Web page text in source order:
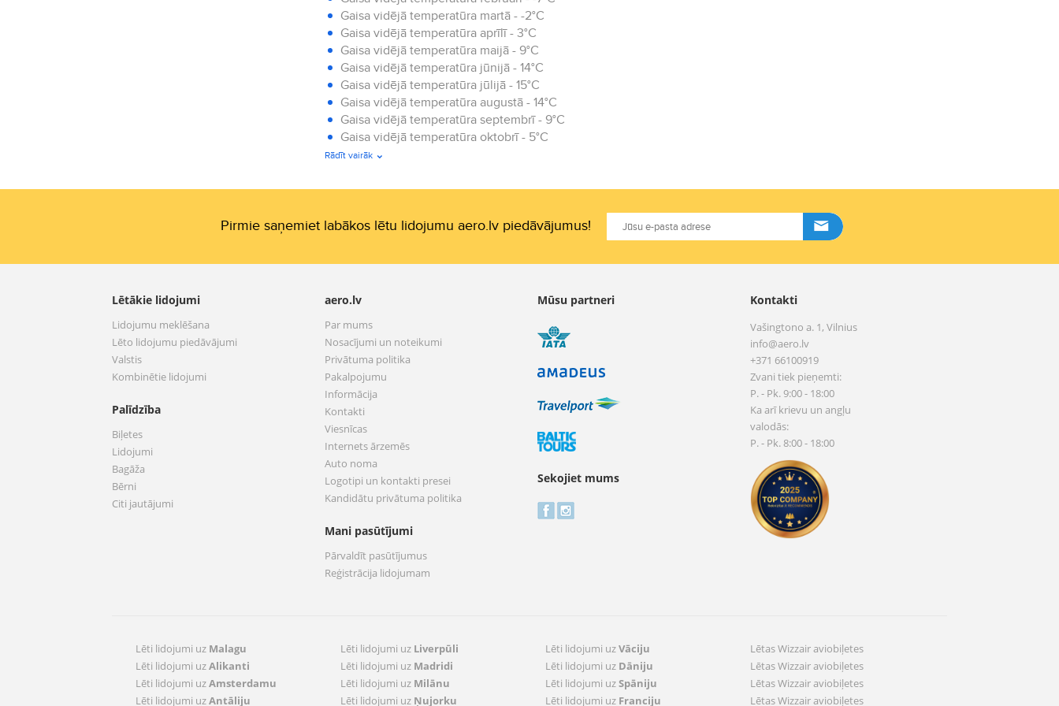
Gaisa vidējā temperatūra martā - -2°C
Gaisa vidējā temperatūra aprīlī - 3°C
Gaisa vidējā temperatūra maijā - 9°C
Gaisa vidējā temperatūra jūnijā - 14°C
Gaisa vidējā temperatūra jūlijā - 15°C
Gaisa vidējā temperatūra augustā - 14°C
Gaisa vidējā temperatūra septembrī - 9°C
Gaisa vidējā temperatūra oktobrī - 5°C
Gaisa vidējā temperatūra novembrī - -2°C
Rādīt vairāk
Pirmie saņemiet labākos lētu lidojumu aero.lv piedāvājumus!
Lētākie lidojumi
Lidojumu meklēšana
Lēto lidojumu piedāvājumi
Valstis
Kombinētie lidojumi
Palīdzība
Biļetes
Lidojumi
Bagāža
Bērni
Citi jautājumi
aero.lv
Par mums
Nosacījumi un noteikumi
Privātuma politika
Pakalpojumu
Informācija
Kontakti
Viesnīcas
Internets ārzemēs
Auto noma
Logotipi un kontakti presei
Kandidātu privātuma politika
Mani pasūtījumi
Pārvaldīt pasūtījumus
Reģistrācija lidojumam
Mūsu partneri
Sekojiet mums
Kontakti
Vašingtono a. 1, Vilnius
info@aero.lv
+371 66100919
Zvani tiek pieņemti:
P. - Pk. 9:00 - 18:00
Ka arī krievu un angļu
valodās:
P. - Pk. 8:00 - 18:00
Lēti lidojumi uz Malagu
Lēti lidojumi uzAlikanti
Lēti lidojumi uzAmsterdamu
Lēti lidojumi uzAntāliju
Lēti lidojumi uz Liverpūli
Lēti lidojumi uz Madridi
Lēti lidojumi uz Milānu
Lēti lidojumi uz Ņujorku
Lēti lidojumi uzVāciju
Lēti lidojumi uz Dāniju
Lēti lidojumi uzSpāniju
Lēti lidojumi uz Franciju
Lētas Wizzair aviobiļetes
Lētas Wizzair aviobiļetes
Lētas Wizzair aviobiļetes
Lētas Wizzair aviobiļetes